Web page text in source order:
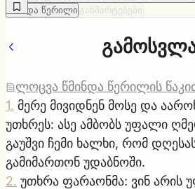
წმინდა წერილი განმარტებები
ლოცვა წმინდა წერილის
1. მერე მივიდნენ მოსე და
უთხრეს: ასე ამბობს უფალი
გაუშვი ჩემი ხალხი, რომ
გამიმართონ უდაბნოში.
2. უთხრა ფარაონმა: ვინ არის